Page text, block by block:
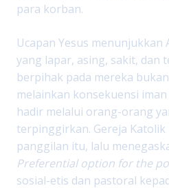
para korban.
Ucapan Yesus menunjukkan
yang lapar, asing, sakit, dan
berpihak pada mereka
melainkan konsekuensi
hadir melalui orang-orang
terpinggirkan. Gereja Katolik
panggilan itu, lalu
Preferential option for the
sosial-etis dan pastoral